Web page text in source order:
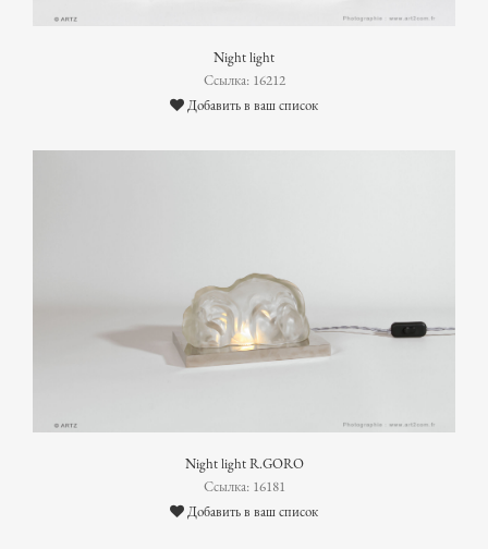
Night light
Ссылка: 16212
Добавить в ваш список
Night light R.GORO
Ссылка: 16181
Добавить в ваш список